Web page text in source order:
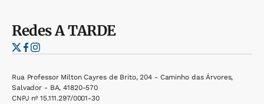
RedesA TARDE
Rua Professor Milton Cayres de Brito, 204 - Caminho das Árvores,
Salvador - BA, 41820-570
CNPJ nº 15.111.297/0001-30